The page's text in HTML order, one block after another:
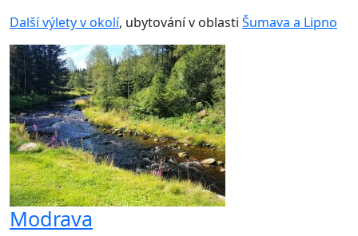
Další výlety v okolí, ubytování v oblasti Šumava a Lipno
Modrava